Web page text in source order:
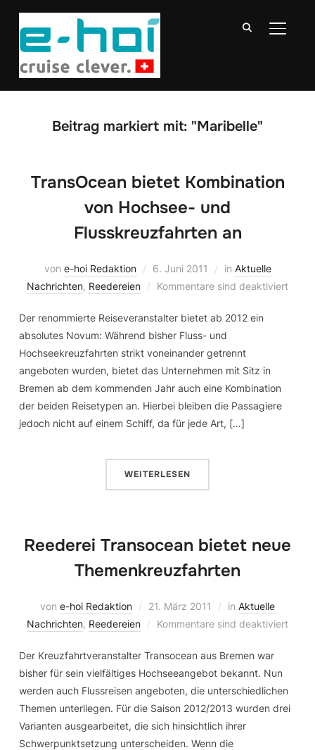
Beitrag markiert mit: "Maribelle"
TransOcean bietet Kombination
von Hochsee- und
Flusskreuzfahrten an
von e-hoi Redaktion 6. Juni 2011 in Aktuelle
Nachrichten, Reedereien Kommentare sind deaktiviert
Der renommierte Reiseveranstalter bietet ab 2012 ein
absolutes Novum: Während bisher Fluss- und
Hochseekreuzfahrten strikt voneinander getrennt
angeboten wurden, bietet das Unternehmen mit Sitz in
Bremen ab dem kommenden Jahr auch eine Kombination
der beiden Reisetypen an. Hierbei bleiben die Passagiere
jedoch nicht auf einem Schiff, da für jede Art, […]
WEITERLESEN
Reederei Transocean bietet neue
Themenkreuzfahrten
von e-hoi Redaktion 21. März 2011 in Aktuelle
Nachrichten, Reedereien Kommentare sind deaktiviert
Der Kreuzfahrtveranstalter Transocean aus Bremen war
bisher für sein vielfältiges Hochseeangebot bekannt. Nun
werden auch Flussreisen angeboten, die unterschiedlichen
Themen unterliegen. Für die Saison 2012/2013 wurden drei
Varianten ausgearbeitet, die sich hinsichtlich ihrer
Schwerpunktsetzung unterscheiden. Wenn die